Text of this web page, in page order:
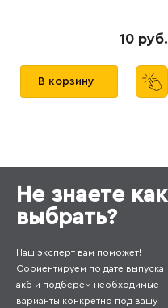
10 руб.
В корзину
Не знаете
выбрать?
Наш эксперт вам поможет!
Сориентируем по дате выпуска
акб и подберём необходимые
варианты конкретно под вашу